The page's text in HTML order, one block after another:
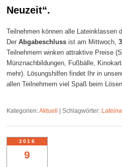
Neuzeit“.
Teilnehmen können alle Lateinklassen
DerAbgabeschluss ist am Mittwoch,
Teilnehmern winken attraktive Preise
Münznachbildungen, Fußbälle,
mehr). Lösungshilfen findet Ihr in
allen Teilnehmern viel Spaß beim
Kategorien:Aktuell |Schlagwörter:
9
2016